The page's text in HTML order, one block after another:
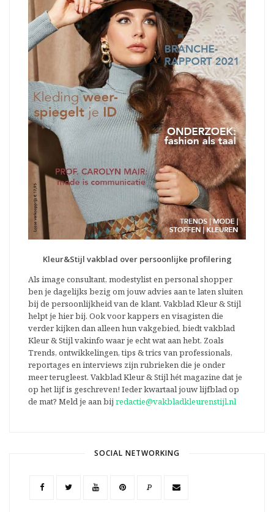
Kleur&Stijl vakblad over persoonlijke profilering
Als image consultant, modestylist en personal shopper
ben je dagelijks bezig om jouw advies aan te laten sluiten
bij de persoonlijkheid van de klant. Vakblad Kleur & Stijl
helpt je hier bij. Ook voor kappers en visagisten die
verder kijken dan alleen hun vakgebied, biedt vakblad
Kleur & Stijl vakinfo waar je echt wat aan hebt. Zoals
Trends, ontwikkelingen, tips & trics van professionals,
reportages en interviews zijn rubrieken die je onder
meer terugleest. Vakblad Kleur & Stijl hét magazine dat je
op het lijf is geschreven! Ieder kwartaal jouw lijfblad op
de mat? Meld je aan bij redactie@vakbladkleurenstijl.nl
SOCIAL NETWORKING
P